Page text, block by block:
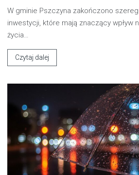
W gminie Pszczyna zakończono
inwestycji, które mają znaczący wpływ
życia…
Czytaj dalej